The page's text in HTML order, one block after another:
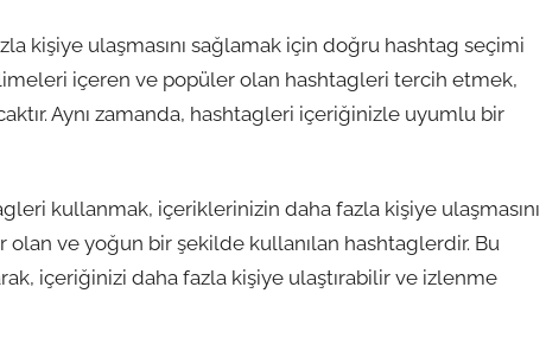
kişiye ulaşmasını sağlamak için doğru hashtag seçimi
içeren ve popüler olan hashtagleri tercih etmek,
Aynı zamanda, hashtagleri içeriğinizle uyumlu bir
kullanmak, içeriklerinizin daha fazla kişiye ulaşmasını
ve yoğun bir şekilde kullanılan hashtaglerdir. Bu
içeriğinizi daha fazla kişiye ulaştırabilir ve izlenme